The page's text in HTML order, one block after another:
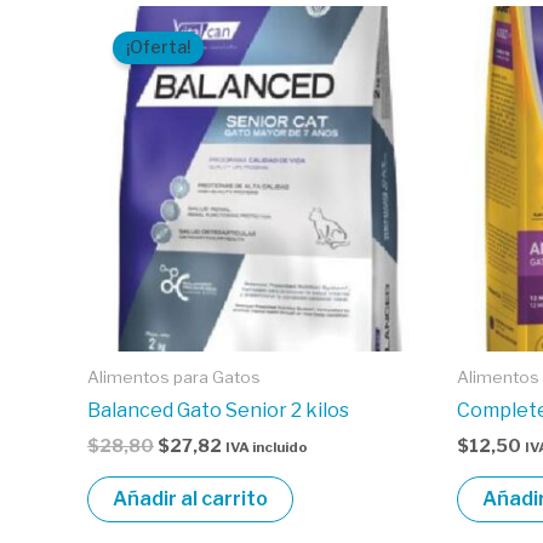
¡Oferta!
Alimentos para Gatos
Balanced Gato Senior 2 kilos
$28,80
precio
original
era:
$28,80.
$27,82
El
precio
actual
es:
$27,82.
IVA incluido
Añadir al carrito
Alimentos
$12,50